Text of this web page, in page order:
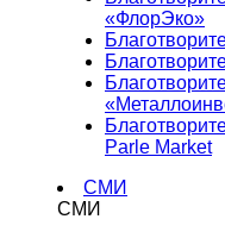
«ФлорЭко»
Parle Market
СМИ
СМИ